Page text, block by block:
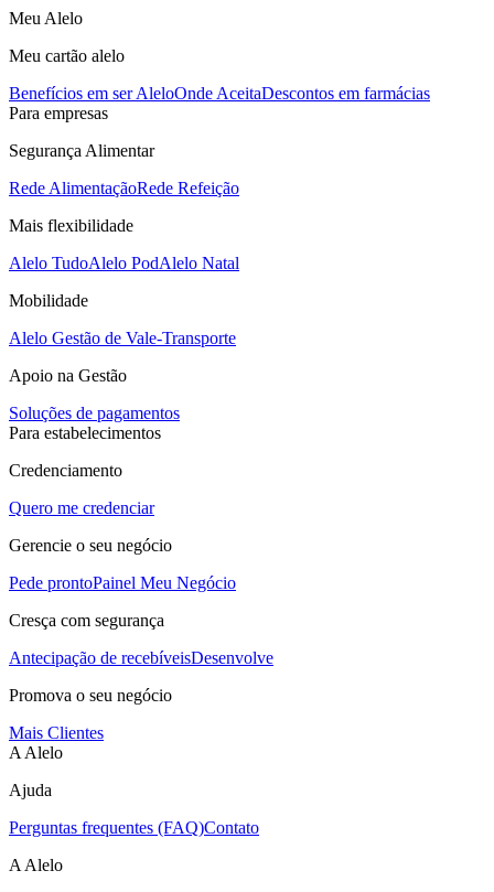
Meu Alelo
Meu cartão alelo
Benefícios em ser AleloOnde AceitaDescontos em farmácias
Para empresas
Segurança Alimentar
Rede AlimentaçãoRede Refeição
Mais flexibilidade
Alelo TudoAlelo PodAlelo Natal
Mobilidade
Alelo Gestão de Vale-Transporte
Apoio na Gestão
Soluções de pagamentos
Para estabelecimentos
Credenciamento
Quero me credenciar
Gerencie o seu negócio
Pede prontoPainel Meu Negócio
Cresça com segurança
Antecipação de recebíveisDesenvolve
Promova o seu negócio
Mais Clientes
A Alelo
Ajuda
Perguntas frequentes (FAQ)Contato
A Alelo